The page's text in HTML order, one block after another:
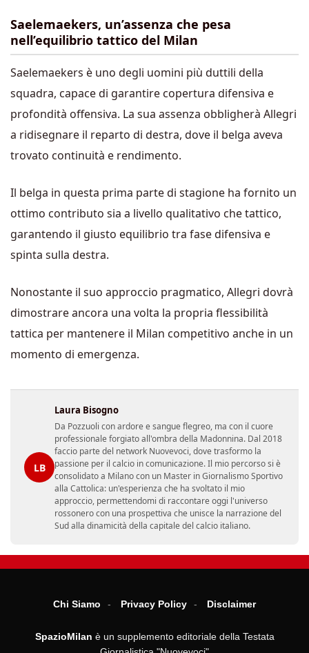
Saelemaekers, un’assenza che pesa
nell’equilibrio tattico del Milan
Saelemaekers è uno degli uomini più duttili della
squadra, capace di garantire copertura difensiva e
profondità offensiva. La sua assenza obbligherà Allegri
a ridisegnare il reparto di destra, dove il belga aveva
trovato continuità e rendimento.
Il belga in questa prima parte di stagione ha fornito un
ottimo contributo sia a livello qualitativo che tattico,
garantendo il giusto equilibrio tra fase difensiva e
spinta sulla destra.
Nonostante il suo approccio pragmatico, Allegri dovrà
dimostrare ancora una volta la propria flessibilità
tattica per mantenere il Milan competitivo anche in un
momento di emergenza.
LB
Laura Bisogno
Da Pozzuoli con ardore e sangue flegreo, ma con il cuore
professionale forgiato all'ombra della Madonnina. Dal 2018
faccio parte del network Nuovevoci, dove trasformo la
passione per il calcio in comunicazione. Il mio percorso si è
consolidato a Milano con un Master in Giornalismo Sportivo
alla Cattolica: un'esperienza che ha svoltato il mio
approccio, permettendomi di raccontare oggi l'universo
rossonero con una prospettiva che unisce la narrazione del
Sud alla dinamicità della capitale del calcio italiano.
Chi Siamo Privacy Policy Disclaimer
SpazioMilan è un supplemento editoriale della Testata